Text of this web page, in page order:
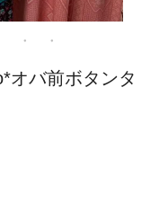
オバ前ボタンタ